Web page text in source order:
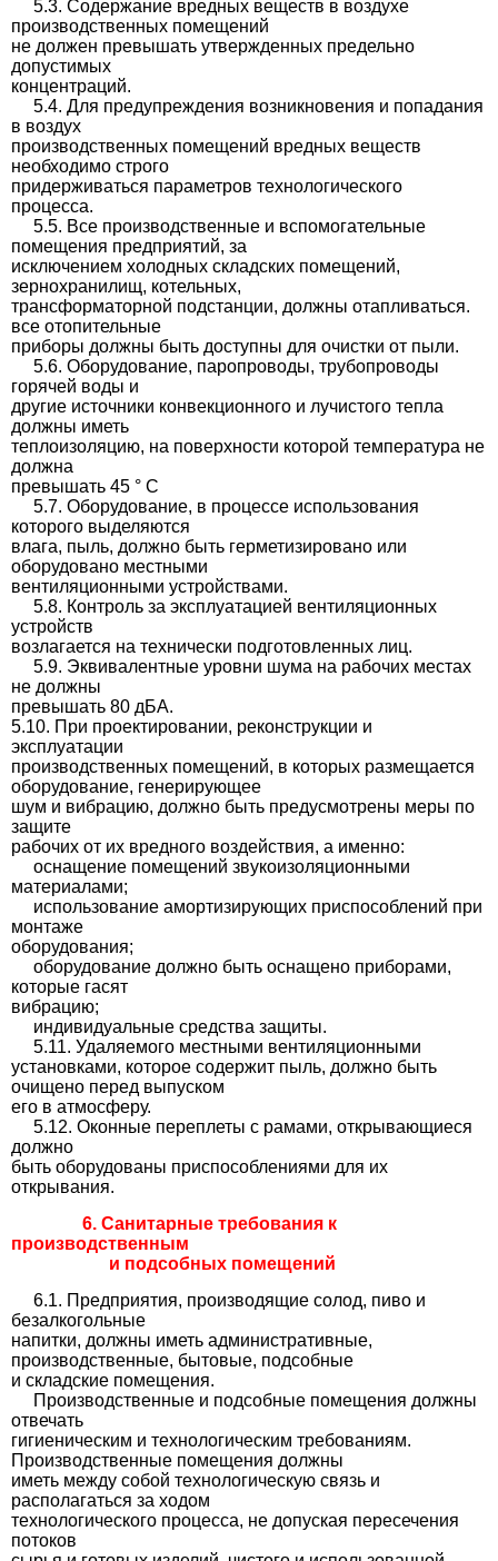
5.3. Содержание вредных веществ в воздухе
производственных помещений
не должен превышать утвержденных предельно
допустимых
концентраций.
5.4. Для предупреждения возникновения и попадания
в воздух
производственных помещений вредных веществ
необходимо строго
придерживаться параметров технологического
процесса.
5.5. Все производственные и вспомогательные
помещения предприятий, за
исключением холодных складских помещений,
зернохранилищ, котельных,
трансформаторной подстанции, должны отапливаться.
все отопительные
приборы должны быть доступны для очистки от пыли.
5.6. Оборудование, паропроводы, трубопроводы
горячей воды и
другие источники конвекционного и лучистого тепла
должны иметь
теплоизоляцию, на поверхности которой температура не
должна
превышать 45 ° С
5.7. Оборудование, в процессе использования
которого выделяются
влага, пыль, должно быть герметизировано или
оборудовано местными
вентиляционными устройствами.
5.8. Контроль за эксплуатацией вентиляционных
устройств
возлагается на технически подготовленных лиц.
5.9. Эквивалентные уровни шума на рабочих местах
не должны
превышать 80 дБА.
5.10. При проектировании, реконструкции и
эксплуатации
производственных помещений, в которых размещается
оборудование, генерирующее
шум и вибрацию, должно быть предусмотрены меры по
защите
рабочих от их вредного воздействия, а именно:
оснащение помещений звукоизоляционными
материалами;
использование амортизирующих приспособлений при
монтаже
оборудования;
оборудование должно быть оснащено приборами,
которые гасят
вибрацию;
индивидуальные средства защиты.
5.11. Удаляемого местными вентиляционными
установками, которое содержит пыль, должно быть
очищено перед выпуском
его в атмосферу.
5.12. Оконные переплеты с рамами, открывающиеся
должно
быть оборудованы приспособлениями для их
открывания.
6. Санитарные требования к
производственным
и подсобных помещений
6.1. Предприятия, производящие солод, пиво и
безалкогольные
напитки, должны иметь административные,
производственные, бытовые, подсобные
и складские помещения.
Производственные и подсобные помещения должны
отвечать
гигиеническим и технологическим требованиям.
Производственные помещения должны
иметь между собой технологическую связь и
располагаться за ходом
технологического процесса, не допуская пересечения
потоков